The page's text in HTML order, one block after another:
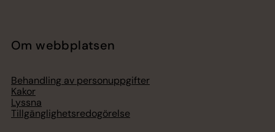
Om webbplatsen
Behandling av personuppgifter
Kakor
Lyssna
Tillgänglighetsredogörelse